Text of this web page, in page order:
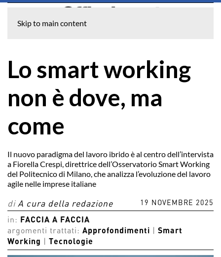
Skip to main content
Lo smart working
non è dove, ma
come
Il nuovo paradigma del lavoro ibrido è al centro dell’intervista
a Fiorella Crespi, direttrice dell’Osservatorio Smart Working
del Politecnico di Milano, che analizza l’evoluzione del lavoro
agile nelle imprese italiane
di A cura della redazione 19 NOVEMBRE 2025
in:
FACCIA A FACCIA
argomenti trattati: Approfondimenti
Smart
Working
Tecnologie